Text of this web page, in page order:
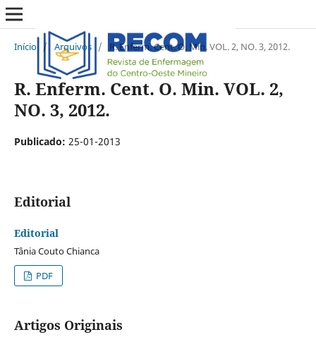
Início / Arquivos / R. Enferm. Cent. O. Min. VOL. 2, NO. 3, 2012.
R. Enferm. Cent. O. Min. VOL. 2,
NO. 3, 2012.
Publicado: 25-01-2013
Editorial
Editorial
Tânia Couto Chianca
PDF
Artigos Originais